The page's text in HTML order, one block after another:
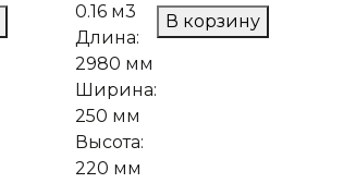
0.16 м3
Длина:
2980 мм
Ширина:
250 мм
Высота:
220 мм
В корзину